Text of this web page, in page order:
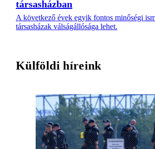
társasházban
A következő évek egyik fontos minőségi
társasházak válságállósága lehet.
Külföldi híreink